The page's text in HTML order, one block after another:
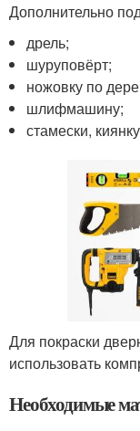
Дополнительно
дрель;
шуруповёрт;
ножовку по
шлифмашину;
стамески,
Для покраски
использовать
Необходимые